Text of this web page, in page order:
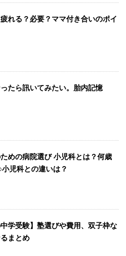
れる？必要？ママ付き合いのポイ
たら訊いてみたい。胎内記憶
めの病院選び 小児科とは？何歳
小児科との違いは？
中学受験】塾選びや費用、双子枠な
まとめ